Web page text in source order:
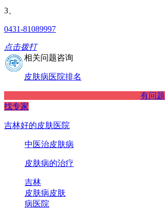
3、
0431-81089997
点击拨打
相关问题咨询
皮肤病医院排名
有问题
找专家
吉林好的皮肤医院
中医治皮肤病
皮肤病的治疗
吉林
皮肤病皮肤
病医院